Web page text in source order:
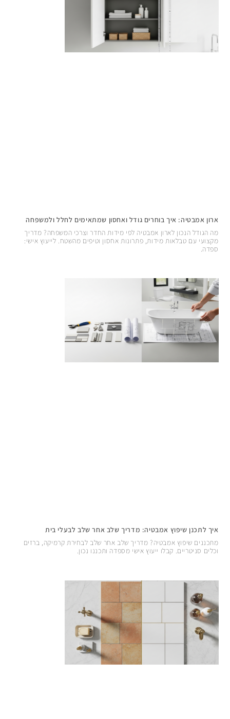
ארון אמבטיה: איך בוחרים גודל ואחסון שמתאימים לחלל ולמשפחה
מה הגודל הנכון לארון אמבטיה לפי מידות החדר וצרכי המשפחה? מדריך
מקצועי עם טבלאות מידות, פתרונות אחסון וטיפים מהשטח. לייעוץ אישי:
ספדה.
איך לתכנן שיפוץ אמבטיה: מדריך שלב אחר שלב לבעלי בית
מתכננים שיפוץ אמבטיה? מדריך שלב אחר שלב לבחירת קרמיקה, ברזים
וכלים סניטריים. קבלו ייעוץ אישי מספדה ותכננו נכון.